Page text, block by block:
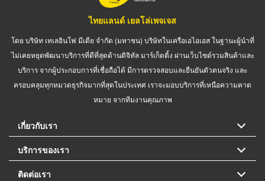
ไทยแลนด์ เยลโล่เพจเจส
โดย บริษัท เทเลอินโฟ มีเดีย จำกัด (มหาชน) บริษัทในเครือเอไอเอส ในฐานะผู้นำที่
ไม่เคยหยุดพัฒนาบริการที่ดีที่สุดด้านดิจิทัล มาร์เก็ตติ้ง ผ่านเว็บไซต์รวมสินค้าและ
บริการ จากผู้ประกอบการที่เชื่อถือได้ มีการตรวจสอบและยืนยันตัวตนจริง และ
ครอบคลุมทุกหมวดธุรกิจมากที่สุดในประเทศ เราจะมอบบริการที่เหนือความคาด
หมาย จากทีมงานคุณภาพ
เกี่ยวกับเรา
บริการของเรา
ติดต่อเรา